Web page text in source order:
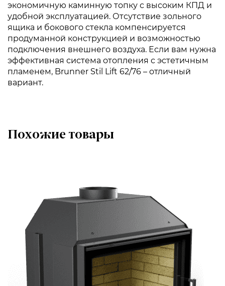
экономичную каминную топку с высоким КПД и
удобной эксплуатацией. Отсутствие зольного
ящика и бокового стекла компенсируется
продуманной конструкцией и возможностью
подключения внешнего воздуха. Если вам нужна
эффективная система отопления с эстетичным
пламенем, Brunner Stil Lift 62/76 – отличный
вариант.
Похожие товары